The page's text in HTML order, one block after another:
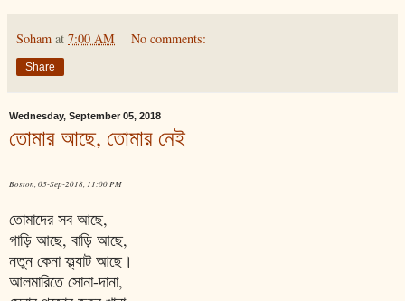
Soham at 7:00 AM No comments:
Share
Wednesday, September 05, 2018
তোমার আছে, তোমার নেই
Boston, 05-Sep-2018, 11:00 PM
তোমাদের সব আছে,
গাড়ি আছে, বাড়ি আছে,
নতুন কেনা ফ্ল্যাট আছে।
আলমারিতে সোনা-দানা,